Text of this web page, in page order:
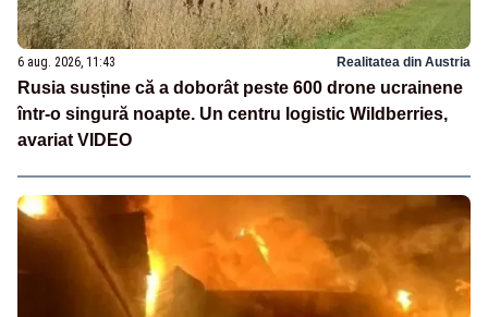
6 aug. 2026, 11:43 Realitatea din Austria
Rusia susține că a doborât peste 600 drone ucrainene
într-o singură noapte. Un centru logistic Wildberries,
avariat VIDEO